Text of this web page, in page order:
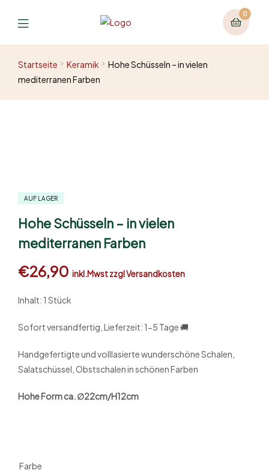
0
Startseite Keramik
Hohe Schüsseln – in vielen
mediterranen Farben
AUF LAGER
Hohe Schüsseln – in vielen
mediterranen Farben
€26,90 inkl.Mwst zzgl Versandkosten
Inhalt: 1 Stück
Sofort versandfertig, Lieferzeit: 1-5 Tage 🚚
Handgefertigte und volllasierte wunderschöne Schalen,
Salatschüssel, Obstschalen in schönen Farben
Hohe Form ca. ∅22cm/H12cm
Farbe